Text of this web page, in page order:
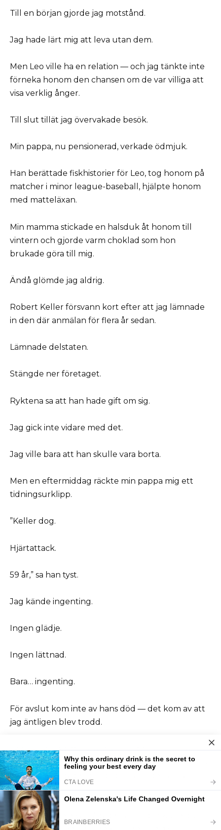
Till en början gjorde jag motstånd.
Jag hade lärt mig att leva utan dem.
Men Leo ville ha en relation — och jag tänkte inte
förneka honom den chansen om de var villiga att
visa verklig ånger.
Till slut tillät jag övervakade besök.
Min pappa, nu pensionerad, verkade ödmjuk.
Han berättade fiskhistorier för Leo, tog honom på
matcher i minor league-baseball, hjälpte honom
med matteläxan.
Min mamma stickade en halsduk åt honom till
vintern och gjorde varm choklad som hon
brukade göra till mig.
Ändå glömde jag aldrig.
Robert Keller försvann kort efter att jag lämnade
in den där anmälan för flera år sedan.
Lämnade delstaten.
Stängde ner företaget.
Ryktena sa att han hade gift om sig.
Jag gick inte vidare med det.
Jag ville bara att han skulle vara borta.
Men en eftermiddag räckte min pappa mig ett
tidningsurklipp.
”Keller dog.
Hjärtattack.
59 år,” sa han tyst.
Jag kände ingenting.
Ingen glädje.
Ingen lättnad.
Bara… ingenting.
För avslut kom inte av hans död — det kom av att
jag äntligen blev trodd.
Leo växte upp och visste sanningen: att han var
önskad, att han aldrig var ett misstag, och att hans
mamma kämpade för honom när ingen annan
gjorde det.
När han fyllde elva frågade han mig: ”Skulle du